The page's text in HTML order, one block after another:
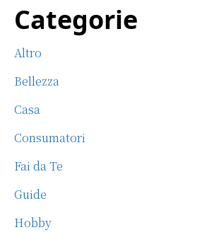
e
b
o
o
k
te
r
rel
Primary
Sidebar
Categorie
Altro
Bellezza
Casa
Consumatori
Fai da Te
Guide
Hobby